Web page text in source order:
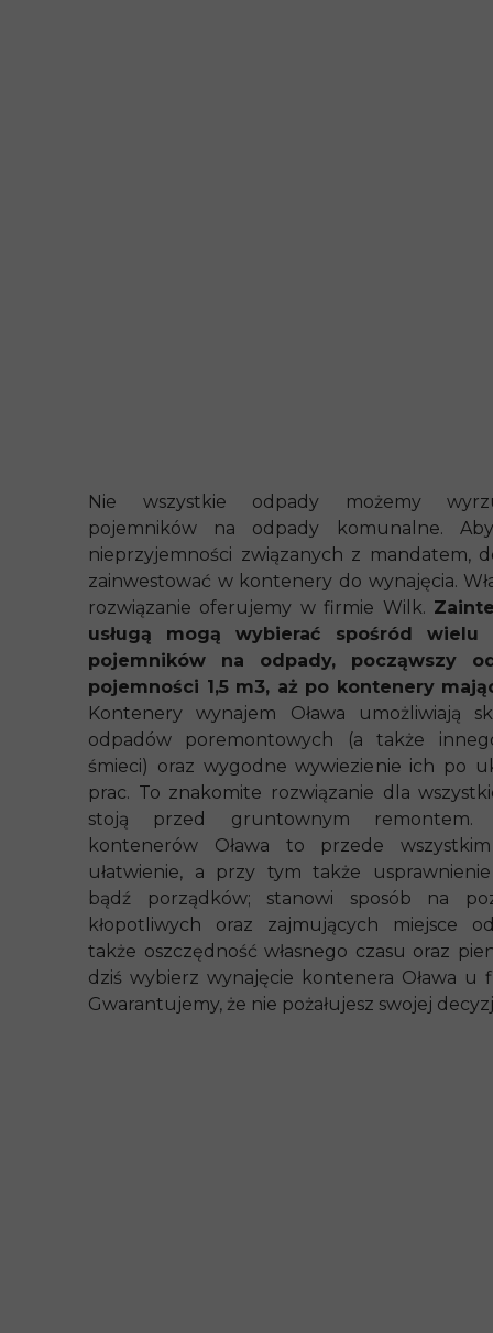
Nie wszystkie odpady możemy
pojemników na odpady komunalne.
nieprzyjemności związanych z mandatem,
zainwestować w kontenery do wynajęcia.
rozwiązanie oferujemy w firmie Wilk.
usługą mogą wybierać spośród wielu
pojemników na odpady, począwszy
pojemności 1,5 m3, aż po kontenery
Kontenery wynajem Oława umożliwiają
odpadów poremontowych (a także
śmieci) oraz wygodne wywiezienie ich po
prac. To znakomite rozwiązanie dla
stoją przed gruntownym remontem.
kontenerów Oława to przede
ułatwienie, a przy tym także
bądź porządków; stanowi sposób na
kłopotliwych oraz zajmujących miejsce
także oszczędność własnego czasu oraz
dziś wybierz wynajęcie kontenera Oława u
Gwarantujemy, że nie pożałujesz swojej